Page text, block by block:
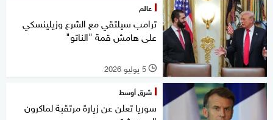
عالم
ترامب سيلتقي مع الشرع وزيلينسكي
على هامش قمة "الناتو"
l 5 يوليو 2026
شرق أوسط
سوريا تعلن عن زيارة مرتقبة لماكرون